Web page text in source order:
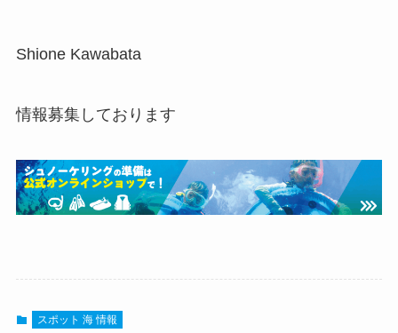
Shione Kawabata
情報募集しております
スポット 海 情報